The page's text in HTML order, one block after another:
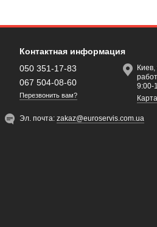
Контактная информация
050 351-17-83
067 504-08-60
Перезвонить вам?
9:00-
Эл. почта:zakaz@euroservis.com.ua